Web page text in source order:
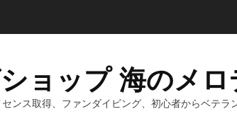
ョップ 海のメ
ンス取得、ファンダイビング、初心者からベテラ